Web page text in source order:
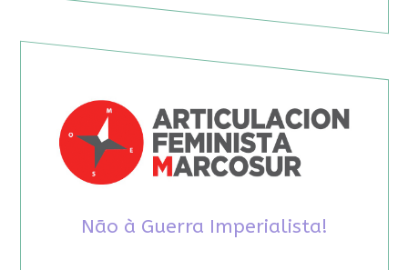
Não à Guerra Imperialista!